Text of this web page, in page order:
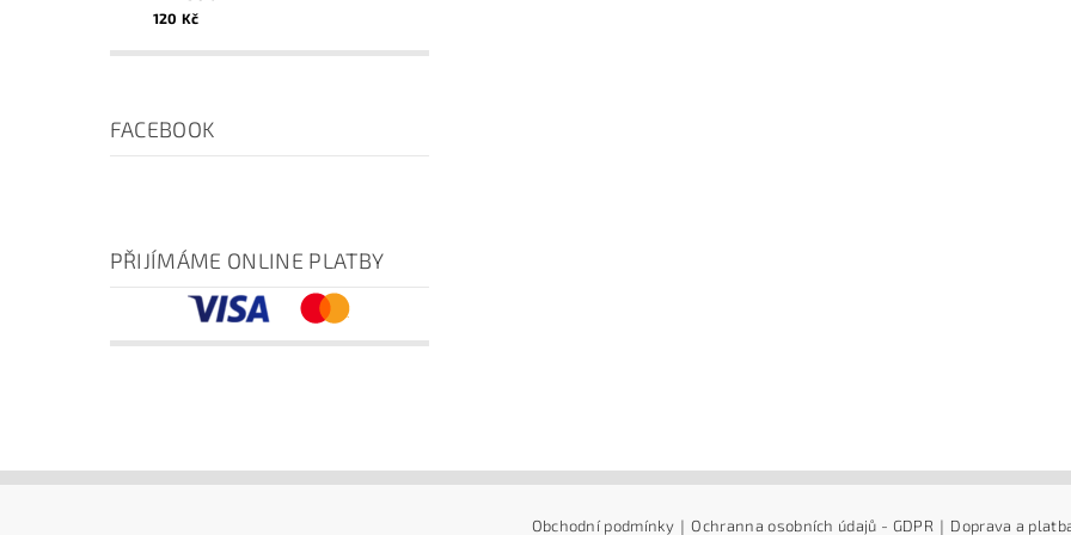
120 Kč
FACEBOOK
PŘIJÍMÁME ONLINE PLATBY
Obchodní podmínky | Ochranna osobních údajů - GDPR | Doprava a